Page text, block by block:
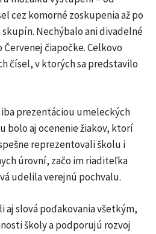
cez komorné zoskupenia až po
Nechýbalo ani divadelné
čiapočke. Celkovo
čísel, v ktorých sa predstavilo
prezentáciou umeleckých
bolo aj ocenenie žiakov, ktorí
reprezentovali školu i
úrovní, začo im riaditeľka
udelila verejnú pochvalu.
aj slová poďakovania všetkým,
školy a podporujú rozvoj